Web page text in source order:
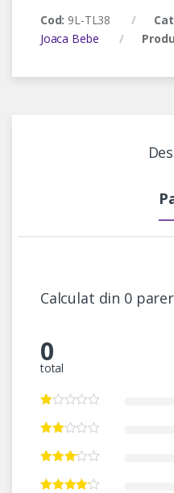
Cod: 9L-TL38
Joaca Bebe
Calculat din 0
0
total